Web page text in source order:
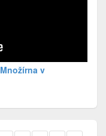
Množírna v